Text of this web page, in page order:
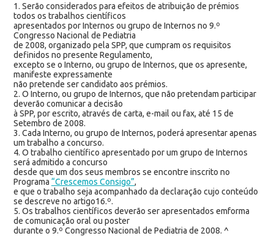
1. Serão considerados para efeitos de atribuição de prémios
todos os trabalhos científicos
apresentados por Internos ou grupo de Internos no 9.º
Congresso Nacional de Pediatria
de 2008, organizado pela SPP, que cumpram os requisitos
definidos no presente Regulamento,
excepto se o Interno, ou grupo de Internos, que os apresente,
manifeste expressamente
não pretende ser candidato aos prémios.
2. O Interno, ou grupo de Internos, que não pretendam participar
deverão comunicar a decisão
à SPP, por escrito, através de carta, e-mail ou fax, até 15 de
Setembro de 2008.
3. Cada Interno, ou grupo de Internos, poderá apresentar apenas
um trabalho a concurso.
4. O trabalho científico apresentado por um grupo de Internos
será admitido a concurso
desde que um dos seus membros se encontre inscrito no
Programa “Crescemos Consigo”,
e que o trabalho seja acompanhado da declaração cujo conteúdo
se descreve no artigo16.º.
5. Os trabalhos científicos deverão ser apresentados emforma
de comunicação oral ou poster
durante o 9.º Congresso Nacional de Pediatria de 2008. ^